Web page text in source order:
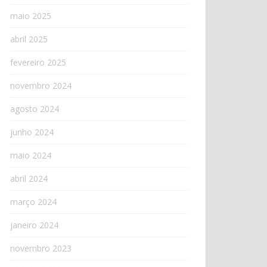
maio 2025
abril 2025
fevereiro 2025
novembro 2024
agosto 2024
junho 2024
maio 2024
abril 2024
março 2024
janeiro 2024
novembro 2023